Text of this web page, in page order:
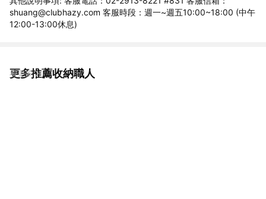
shuang@clubhazy.com 客服時段：週一~週五10:00~18:00 (中午
12:00-13:00休息)
更多推薦收納職人
看更多